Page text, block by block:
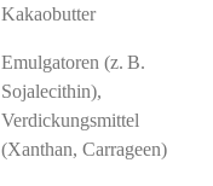
Kakaobutter
Emulgatoren (z. B.
Sojalecithin),
Verdickungsmittel
(Xanthan, Carrageen)